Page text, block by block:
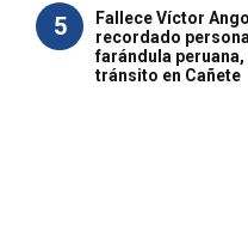
5
Fallece Víctor
recordado
farándula
tránsito en Cañete